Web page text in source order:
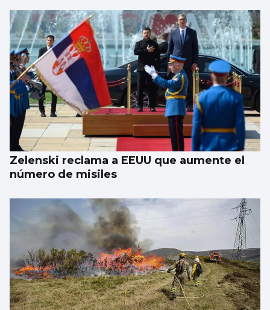
Zelenski reclama a EEUU que aumente el
número de misiles